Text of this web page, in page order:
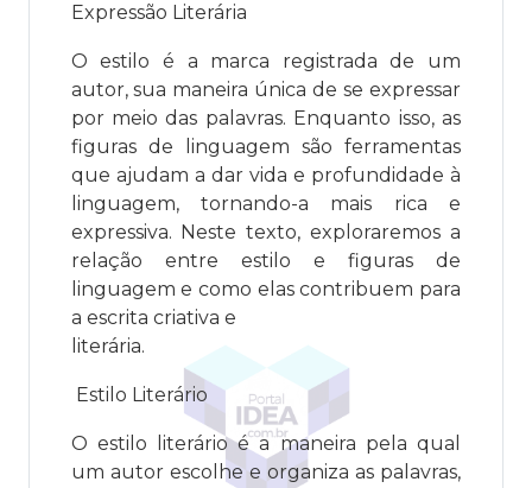
Expressão Literária
O estilo é a marca registrada de um
autor, sua maneira única de se expressar
por meio das palavras. Enquanto isso, as
figuras de linguagem são ferramentas
que ajudam a dar vida e profundidade à
linguagem, tornando-a mais rica e
expressiva. Neste texto, exploraremos a
relação entre estilo e figuras de
linguagem e como elas contribuem para
a escrita criativa e
literária.
Estilo Literário
O estilo literário é a maneira pela qual
um autor escolhe e organiza as palavras,